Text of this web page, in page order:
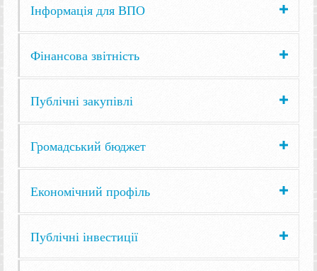
Інформація для ВПО
Фінансова звітність
Публічні закупівлі
Громадський бюджет
Економічний профіль
Публічні інвестиції